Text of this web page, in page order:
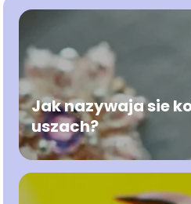
Jak nazywaja sie
uszach?